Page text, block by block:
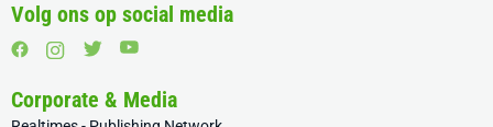
Volg ons op social media
Corporate & Media